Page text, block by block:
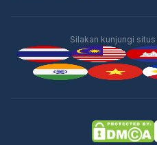
Silakan kunjungi